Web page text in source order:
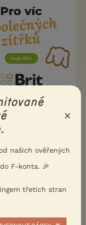
vločky a
beru jako celek)
cukry, takže
kuře (krmím
×
našich ověřených
F-konta. 🎉
třetích stran